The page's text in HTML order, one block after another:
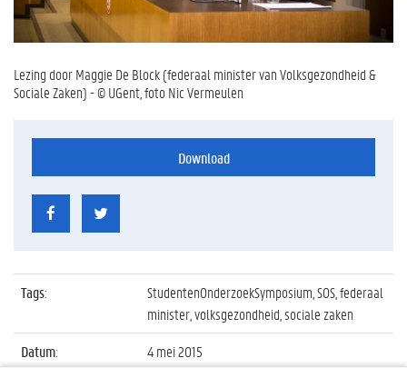
Lezing door Maggie De Block (federaal minister van Volksgezondheid &
Sociale Zaken) - © UGent, foto Nic Vermeulen
Download
Tags:
StudentenOnderzoekSymposium, SOS, federaal
minister, volksgezondheid, sociale zaken
Datum: 4 mei 2015